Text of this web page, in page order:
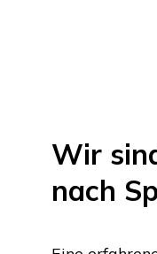
Wir
nach